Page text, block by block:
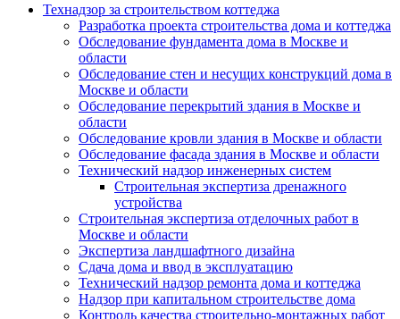
Технадзор за строительством коттеджа
Разработка проекта строительства дома и коттеджа
Обследование фундамента дома в Москве и
области
Обследование стен и несущих конструкций дома в
Москве и области
Обследование перекрытий здания в Москве и
области
Обследование кровли здания в Москве и области
Обследование фасада здания в Москве и области
Технический надзор инженерных систем
Строительная экспертиза дренажного
устройства
Строительная экспертиза отделочных работ в
Москве и области
Экспертиза ландшафтного дизайна
Сдача дома и ввод в эксплуатацию
Технический надзор ремонта дома и коттеджа
Надзор при капитальном строительстве дома
Контроль качества строительно-монтажных работ